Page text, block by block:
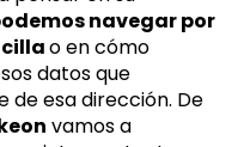
navegar por
o en cómo
datos que
de esa dirección. De
vamos a